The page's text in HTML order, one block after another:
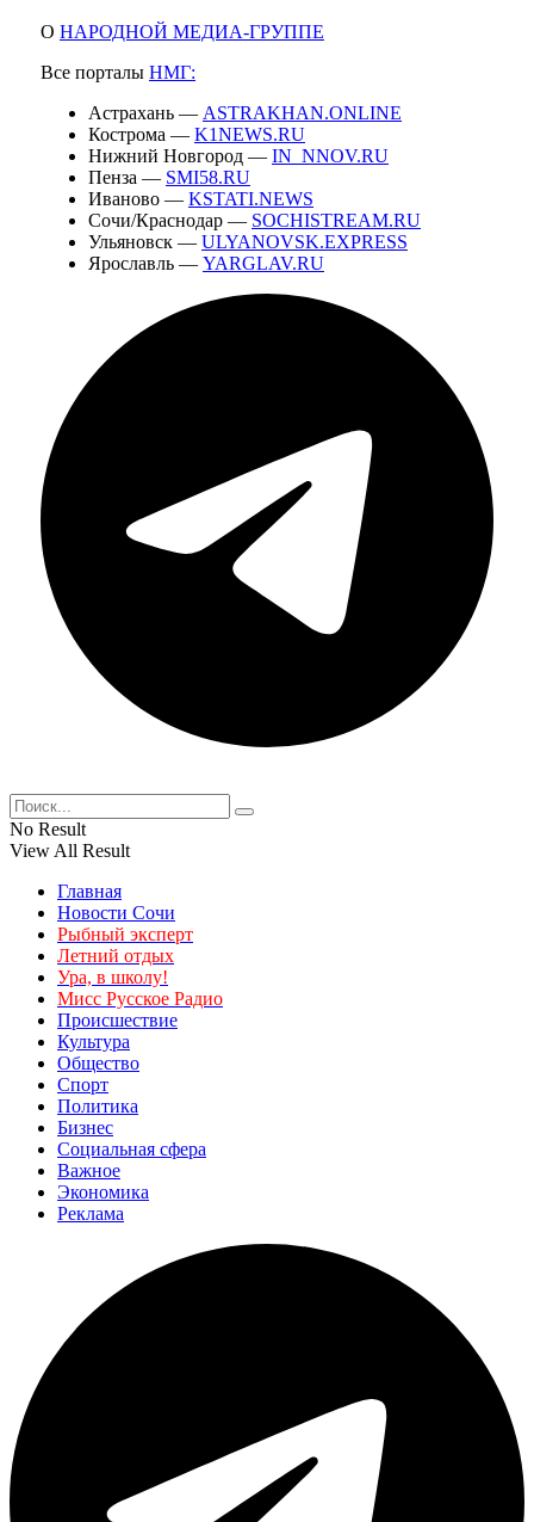
О НАРОДНОЙ МЕДИА-ГРУППЕ
Все порталы НМГ:
Астрахань — ASTRAKHAN.ONLINE
Кострома — K1NEWS.RU
Нижний Новгород — IN_NNOV.RU
Пенза — SMI58.RU
Иваново — KSTATI.NEWS
Сочи/Краснодар — SOCHISTREAM.RU
Ульяновск — ULYANOVSK.EXPRESS
Ярославль — YARGLAV.RU
No Result
View All Result
Главная
Новости Сочи
Рыбный эксперт
Летний отдых
Ура, в школу!
Мисс Русское Радио
Происшествие
Культура
Общество
Спорт
Политика
Бизнес
Социальная сфера
Важное
Экономика
Реклама